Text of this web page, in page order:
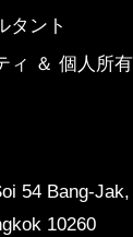
タント
ィ ＆ 個人所
54 Bang-Jak,
10260